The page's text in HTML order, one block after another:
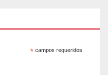
* campos requeridos